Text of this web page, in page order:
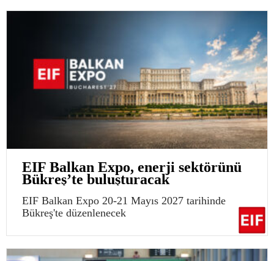
EIF Balkan Expo, enerji sektörünü
Bükreş’te buluşturacak
EIF Balkan Expo 20-21 Mayıs 2027 tarihinde
Bükreş'te düzenlenecek